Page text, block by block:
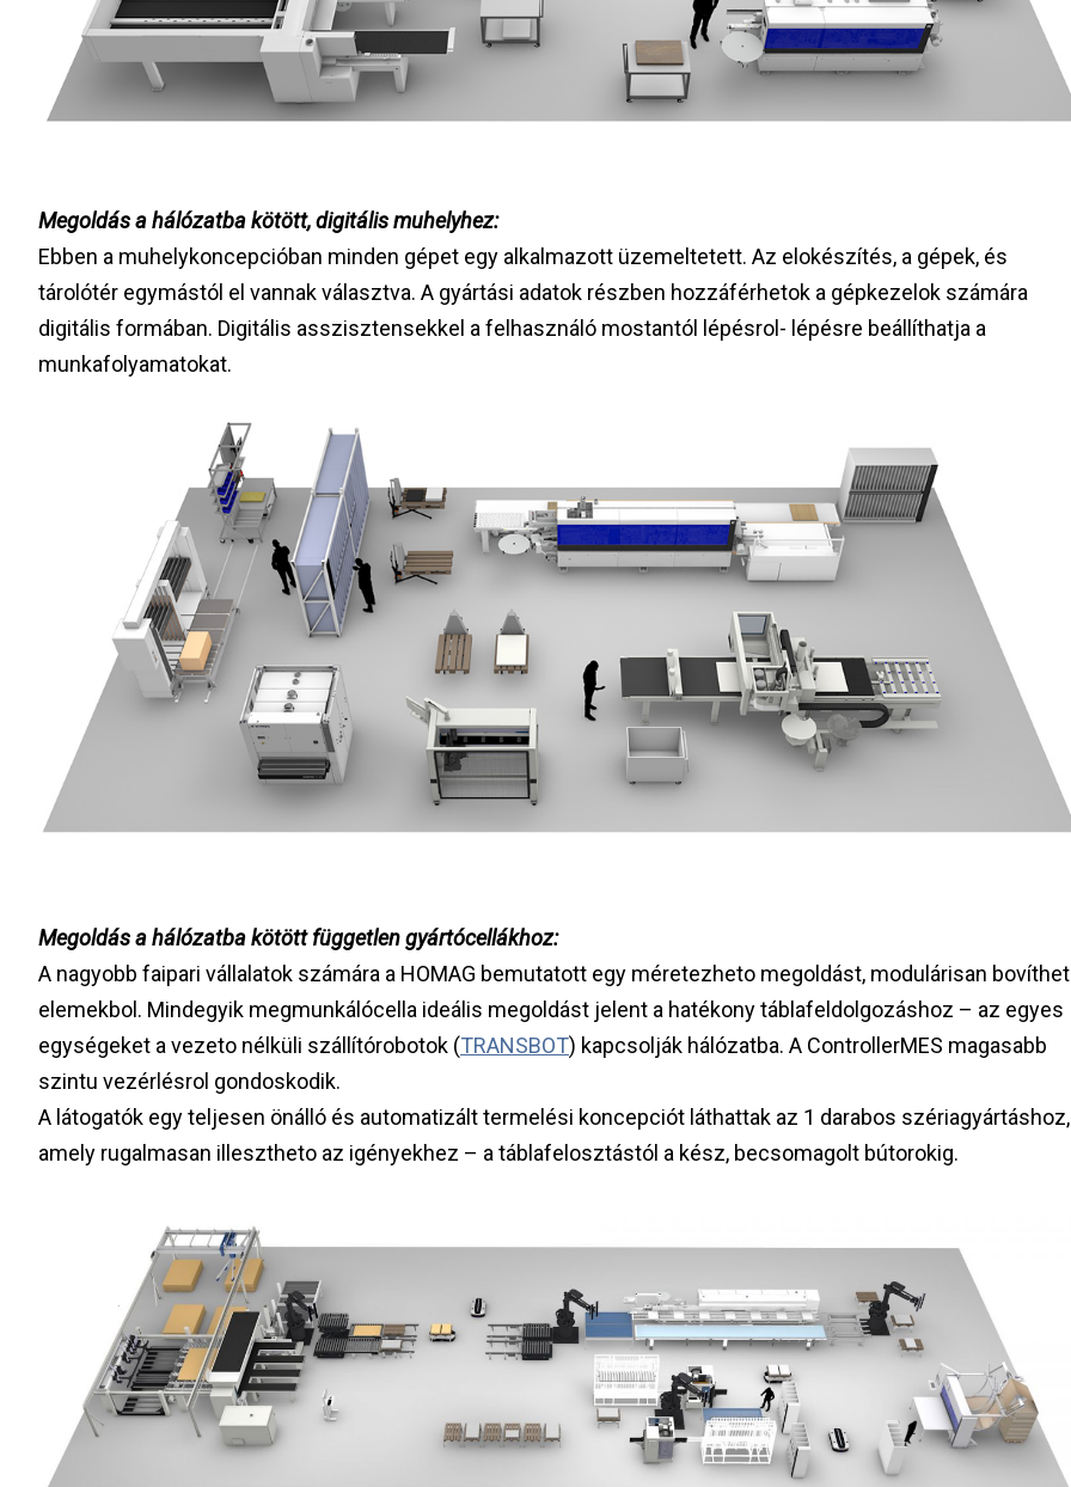
Megoldás a hálózatba kötött, digitális muhelyhez:
Ebben a muhelykoncepcióban minden gépet egy alkalmazott üzemeltetett. Az elokészítés, a gépek, és
tárolótér egymástól el vannak választva. A gyártási adatok részben hozzáférhetok a gépkezelok számára
digitális formában. Digitális asszisztensekkel a felhasználó mostantól lépésrol- lépésre beállíthatja a
munkafolyamatokat.
Megoldás a hálózatba kötött független gyártócellákhoz:
A nagyobb faipari vállalatok számára a HOMAG bemutatott egy méretezheto megoldást, modulárisan
elemekbol. Mindegyik megmunkálócella ideális megoldást jelent a hatékony táblafeldolgozáshoz – az egyes
egységeket a vezeto nélküli szállítórobotok (TRANSBOT) kapcsolják hálózatba. A ControllerMES magasabb
szintu vezérlésrol gondoskodik.
A látogatók egy teljesen önálló és automatizált termelési koncepciót láthattak az 1 darabos szériagyártáshoz,
amely rugalmasan illesztheto az igényekhez – a táblafelosztástól a kész, becsomagolt bútorokig.